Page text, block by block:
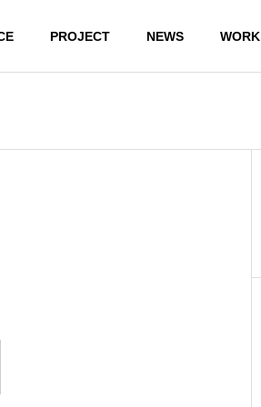
PROJECT NEWS WORK